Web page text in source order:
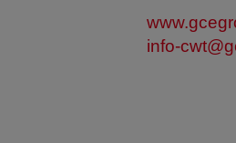
info-